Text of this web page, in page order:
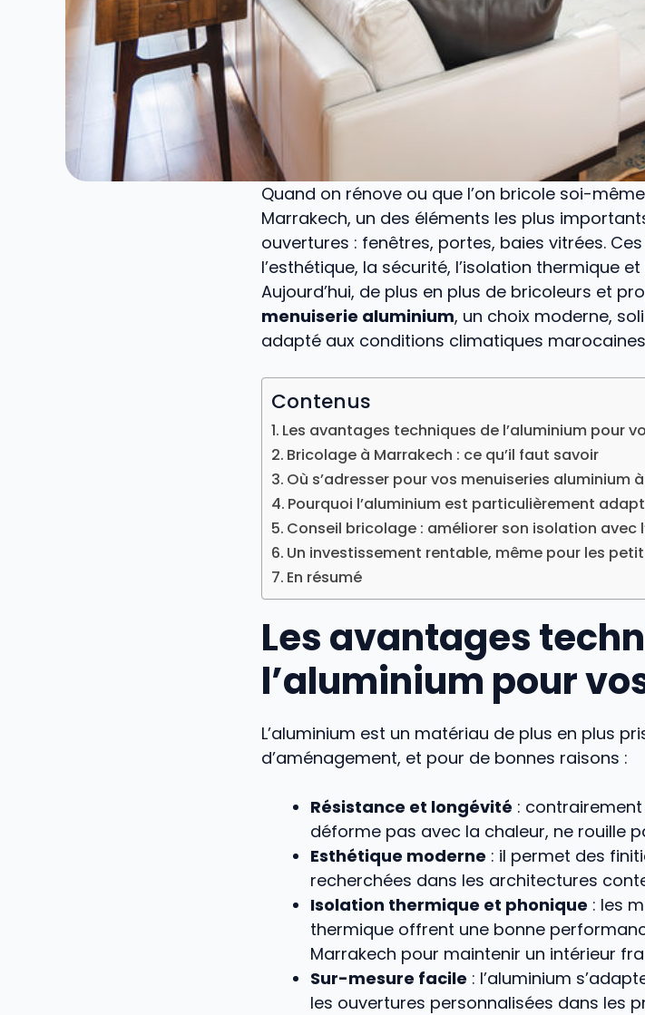
Quand on rénove ou que l’on bricole soi-
Marrakech, un des éléments les plus
ouvertures : fenêtres, portes, baies vitrées.
l’esthétique, la sécurité, l’isolation thermique
Aujourd’hui, de plus en plus de bricoleurs et
menuiserie aluminium, un choix moderne,
adapté aux conditions climatiques
Contenus
Les avantages techniques de l’aluminium pour
Bricolage à Marrakech : ce qu’il faut savoir
Où s’adresser pour vos menuiseries aluminium
Pourquoi l’aluminium est particulièrement
Conseil bricolage : améliorer son isolation avec
Un investissement rentable, même pour les
En résumé
Les avantages
l’aluminium pour
L’aluminium est un matériau de plus en plus
d’aménagement, et pour de bonnes raisons :
Résistance et longévité : contrairement
déforme pas avec la chaleur, ne rouille
Esthétique moderne : il permet des
recherchées dans les architectures
Isolation thermique et phonique : les
thermique offrent une bonne
Marrakech pour maintenir un intérieur
Sur-mesure facile : l’aluminium
les ouvertures personnalisées dans les